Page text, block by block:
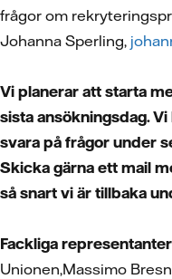
frågor om
Johanna Sperling,
Vi planerar att starta
sista ansökningsdag.
svara på frågor under
Skicka gärna ett mail
så snart vi är tillbaka
Fackliga representanter
Unionen,Massimo